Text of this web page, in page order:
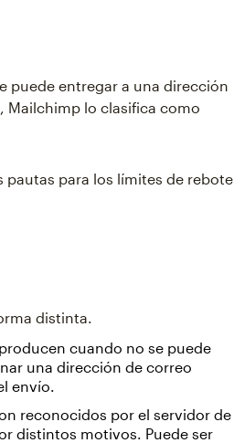
puede entregar a una dirección
lo clasifica como
pautas para los límites de rebote
distinta.
cuando no se puede
una dirección de correo
envío.
reconocidos por el servidor de
distintos motivos. Puede ser